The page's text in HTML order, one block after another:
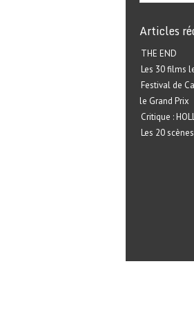
Articles
THE END
Les 30 films
Festival de
le Grand Prix
Critique :
Les 20